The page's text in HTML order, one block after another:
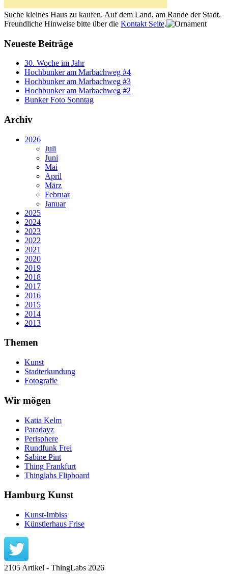
Suche kleines Haus zu kaufen. Auf dem Land, am Rande der Stadt.
Freundliche Hinweise bitte über die Kontakt Seite.
Neueste Beiträge
30. Woche im Jahr
Hochbunker am Marbachweg #4
Hochbunker am Marbachweg #3
Hochbunker am Marbachweg #2
Bunker Foto Sonntag
Archiv
2026
Juli
Juni
Mai
April
März
Februar
Januar
2025
2024
2023
2022
2021
2020
2019
2018
2017
2016
2015
2014
2013
Themen
Kunst
Stadterkundung
Fotografie
Wir mögen
Katia Kelm
Paradayz
Perisphere
Rundfunk Frei
Sabine Pint
Thing Frankfurt
Thinglabs Flipboard
Hamburg Kunst
Kunst-Imbiss
Künstlerhaus Frise
2105 Artikel - ThingLabs 2026